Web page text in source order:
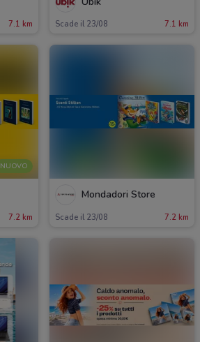
7.1 km Scade il 23/08 7.1 km
NUOVO
7.2 km
Mondadori Store
Scade il 23/08 7.2 km